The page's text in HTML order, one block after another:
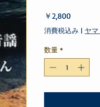
￥2,800価
格
消費税込み | ヤ
数量 *